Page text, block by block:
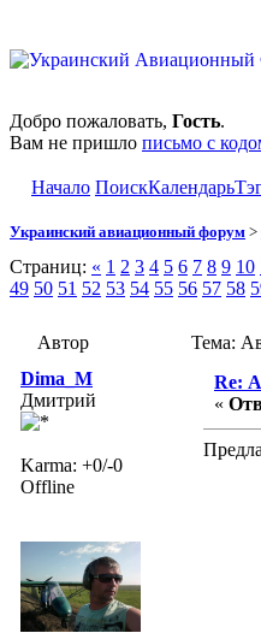
Добро пожаловать, Гость.
Вам не пришло письмо с
Начало ПоискКалендарь
Украинский авиационный форум >
Страниц: « 1 2 3 4 5 6 7 8 9 10
49 50 51 52 53 54 55 56 57 58
Автор
Тема:
Dima_M
Дмитрий
Karma: +0/-0
Offline
Re:
«